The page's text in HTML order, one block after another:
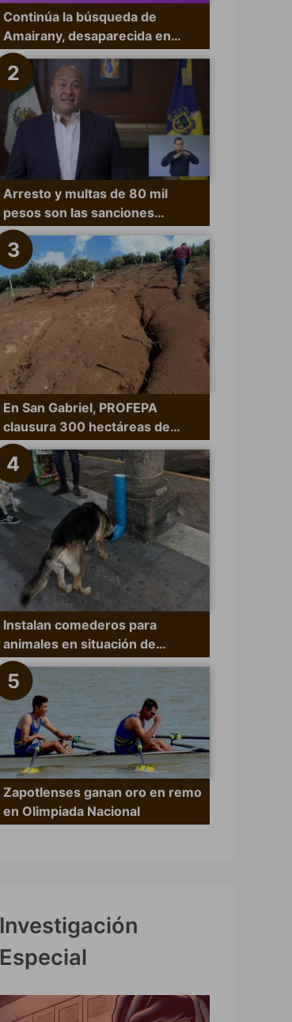
Continúa la búsqueda de
Amairany, desaparecida en…
Arresto y multas de 80 mil
pesos son las sanciones…
En San Gabriel, PROFEPA
clausura 300 hectáreas de…
Instalan comederos para
animales en situación de…
Zapotlenses ganan oro en remo
en Olimpiada Nacional
Investigación
Especial